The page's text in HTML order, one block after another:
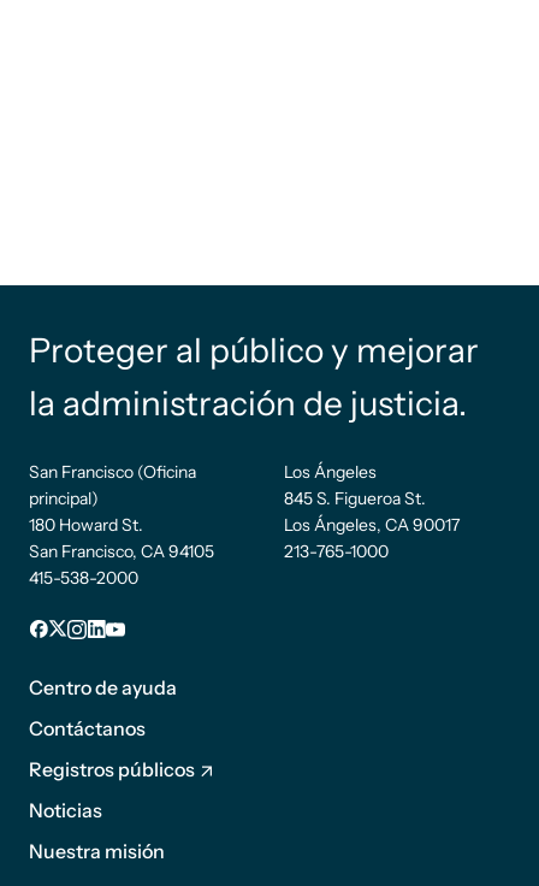
Proteger al público y mejorar
la administración de justicia.
San Francisco (Oficina
principal)
180 Howard St.
San Francisco, CA 94105
415-538-2000
Los Ángeles
845 S. Figueroa St.
Los Ángeles, CA 90017
213-765-1000
Facebook
incógnita
Instagram
LinkedIn
YouTube
Pie de
1
Centro de ayuda
Contáctanos
Registros públicos
Noticias
Nuestra misión
Pie de